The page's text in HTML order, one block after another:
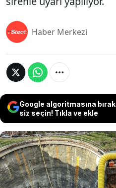
Haber Merkezi
Google algoritmasına
siz seçin! Tıkla ve ekle
ABD’nin Virginia
kentinde yürütülen
Blackwater Creek